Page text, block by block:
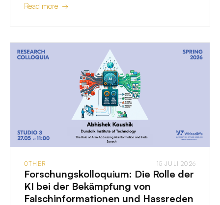
Read more →
OTHER 15 JULI 2026
Forschungskolloquium: Die Rolle der
KI bei der Bekämpfung von
Falschinformationen und Hassreden